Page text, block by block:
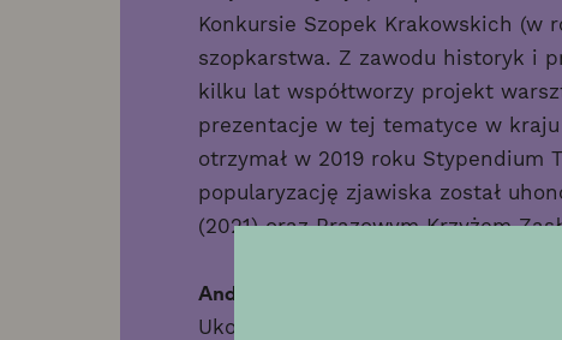
Konkursie Szopek Krakowskich (w
szopkarstwa. Z zawodu historyk i
kilku lat współtworzy projekt
prezentacje w tej tematyce w
otrzymał w 2019 roku Stypendium
popularyzację zjawiska został
(2021) oraz Brązowym Krzyżem
Andrzej Malik
Ukończył studia architektoniczne